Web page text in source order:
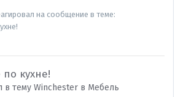
на сообщение в теме:
кухне!
в тему Winchester в Мебель